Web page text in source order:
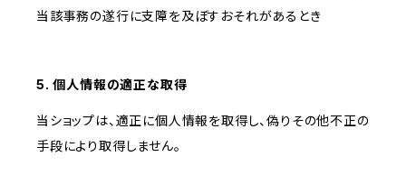
当該事務の遂行に支障を及ぼすおそれがあるとき
5. 個人情報の適正な取得
当ショップは、適正に個人情報を取得し、偽りその他不正の
手段により取得しません。